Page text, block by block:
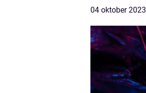
04 oktober 2023